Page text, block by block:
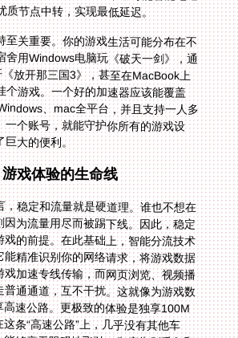
质节点中转，实现最低延迟。
至关重要。你的游戏生活可能分布在不
舍用Windows电脑玩《破天一剑》，通
《放开那三国3》，甚至在MacBook上
个游戏。一个好的加速器应该能覆盖
、mac全平台，并且支持一人多
一个账号，就能守护你所有的游戏设
巨大的便利。
戏体验的生命线
，稳定和流量就是硬道理。谁也不想在
因为流量用尽而被踢下线。因此，稳定
戏的前提。在此基础上，智能分流技术
能精准识别你的网络请求，将游戏数据
戏加速专线传输，而网页浏览、视频播
普通通道，互不干扰。这就像为游戏数
高速公路。更极致的体验是独享100M
这条“高速公路”上，几乎没有其他车
能够毫无阻碍地飞驰，彻底告别丢包和